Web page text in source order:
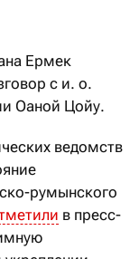
Ермек
с и. о.
Оаной Цойу.
ведомств
румынского
в пресс-